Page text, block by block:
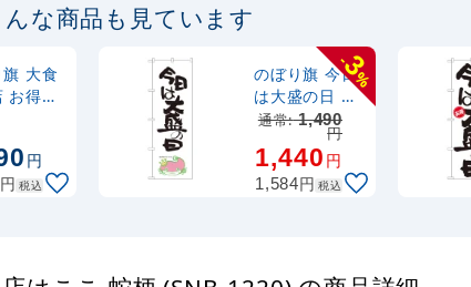
な商品も見ています
大食
お得
円
円 税込
-
3
%
のぼり旗 今日
は大盛の日 ナ
マズ柄 (SNB-
通常:1,490
円
1,440円
1,584円 税込